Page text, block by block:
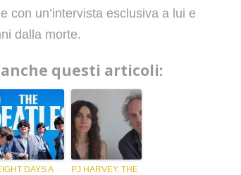
con un’intervista esclusiva a lui e
dalla morte.
questi articoli:
DAYS A
PJ HARVEY, THE